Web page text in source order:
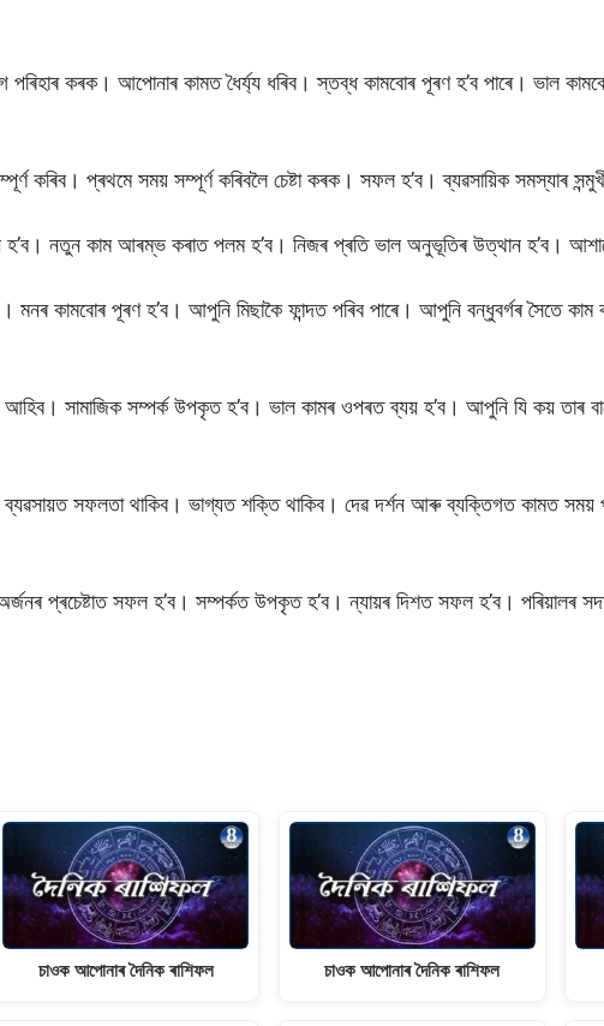
কৰক। আপোনাৰ কামত ধৈৰ্য্য ধৰিব। স্তব্ধ কামবোৰ পূৰণ হ’ব পাৰে। ভাল
কৰিব। প্ৰথমে সময় সম্পূৰ্ণ কৰিবলৈ চেষ্টা কৰক। সফল হ’ব। ব্যৱসায়িক সমস্যাৰ
নতুন কাম আৰম্ভ কৰাত পলম হ’ব। নিজৰ প্ৰতি ভাল অনুভূতিৰ উত্থান হ’ব।
মনৰ কামবোৰ পূৰণ হ’ব। আপুনি মিছাকৈ ফান্দত পৰিব পাৰে। আপুনি বন্ধুবৰ্গৰ সৈতে
সামাজিক সম্পৰ্ক উপকৃত হ’ব। ভাল কামৰ ওপৰত ব্যয় হ’ব। আপুনি যি কয় তাৰ
সফলতা থাকিব। ভাগ্যত শক্তি থাকিব। দেৱ দৰ্শন আৰু ব্যক্তিগত কামত সময়
প্ৰচেষ্টাত সফল হ’ব। সম্পৰ্কত উপকৃত হ’ব। ন্যায়ৰ দিশত সফল হ’ব। পৰিয়ালৰ
e
চাওক আপোনাৰ দৈনিক ৰাশিফল চাওক আপোনাৰ দৈনিক ৰাশিফল